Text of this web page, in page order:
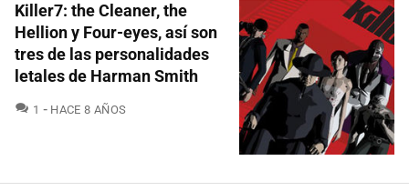
Killer7: the Cleaner, the
Hellion y Four-eyes, así son
tres de las personalidades
letales de Harman Smith
1 COMENTARIOS
HACE 8 AÑOS